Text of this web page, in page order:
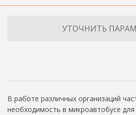
УТОЧНИТЬ
В работе различных организаций
необходимость в микроавтобусе для